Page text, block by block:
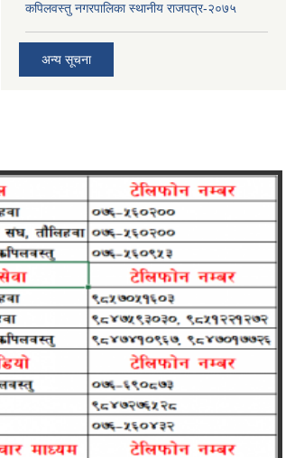
कपिलवस्तु नगरपालिका स्थानीय राजपत्र-२०७५
अन्य सूचना